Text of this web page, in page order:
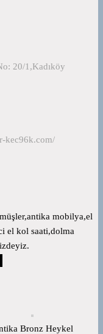
20/1,Kadıköy
kec96k.com/
mobilya,el
el kol saati,dolma
Bronz Heykel